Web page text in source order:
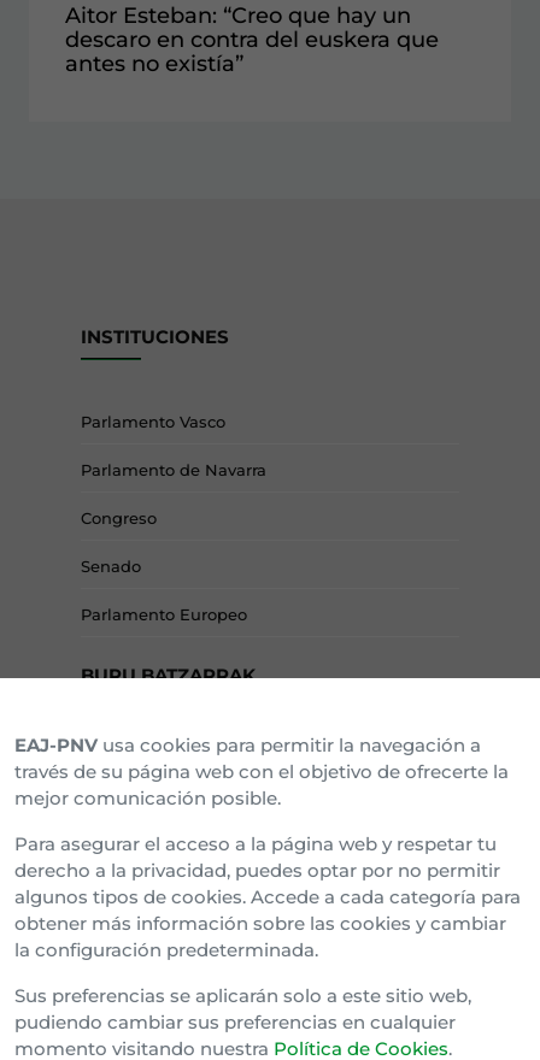
Aitor Esteban: “Creo que hay un
descaro en contra del euskera que
antes no existía”
INSTITUCIONES
Parlamento Vasco
Parlamento de Navarra
Congreso
Senado
Parlamento Europeo
BURU BATZARRAK
Araba Buru Batzar
Bizkai Buru Batzar
Gipuzko Buru Batzar
Ipar Buru Batzar
Napar Buru Batzar
EAJ-PNV usa cookies para permitir la navegación a
través de su página web con el objetivo de ofrecerte la
mejor comunicación posible.
Para asegurar el acceso a la página web y respetar tu
derecho a la privacidad, puedes optar por no permitir
algunos tipos de cookies. Accede a cada categoría para
obtener más información sobre las cookies y cambiar
la configuración predeterminada.
Sus preferencias se aplicarán solo a este sitio web,
pudiendo cambiar sus preferencias en cualquier
momento visitando nuestra Política de Cookies.